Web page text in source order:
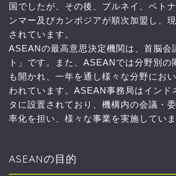
国でしたが、その後、ブルネイ、ベト
ンマー及びカンボジアが順次加盟し、
されています。
ASEANの最高意思決定機関は、首脳会
ト」です。また、ASEANでは分野別の
も開かれ、一年を通し様々な分野にお
われています。ASEAN事務局はインド
タに設置されており、機構内の会議・
率化を担い、様々な事業を実施していま
ASEANの目的